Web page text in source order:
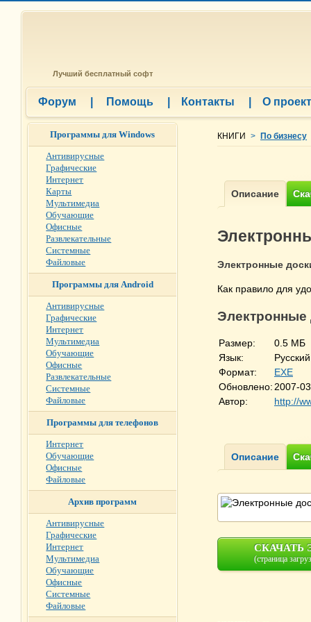
Лучший бесплатный софт
Форум Помощь Контакты О
КНИГИ > По бизнесу
Электронные
Как правило для
Электронные
Размер:
0.5 МБ
Язык:
Русский
Формат:
EXE
Обновлено: 2007-
Автор:
http://
СКАЧАТЬ
(страница
Программы для Windows
Антивирусные
Графические
Интернет
Карты
Мультимедиа
Обучающие
Офисные
Развлекательные
Системные
Файловые
Программы для Android
Антивирусные
Графические
Интернет
Мультимедиа
Обучающие
Офисные
Развлекательные
Системные
Файловые
Программы для телефонов
Интернет
Обучающие
Офисные
Файловые
Архив программ
Антивирусные
Графические
Интернет
Мультимедиа
Обучающие
Офисные
Системные
Файловые